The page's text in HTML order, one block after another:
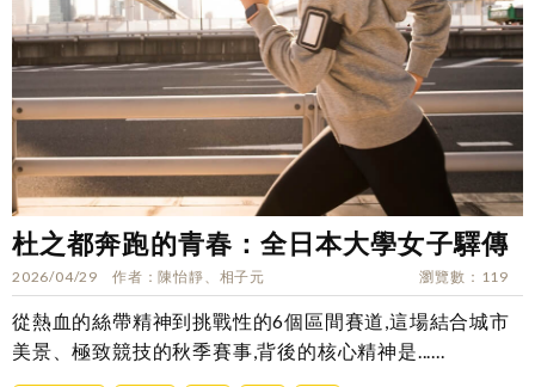
杜之都奔跑的青春：全日本大學女子驛傳
2026/04/29 作者 陳怡靜、相子元 瀏覽數 119
從熱血的絲帶精神到挑戰性的6個區間賽道,這場結合城市
美景、極致競技的秋季賽事,背後的核心精神是......